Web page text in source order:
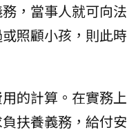
，當事人就可向
照顧小孩，則此
的計算。在實務
扶養義務，給付